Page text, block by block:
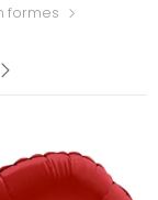
formes